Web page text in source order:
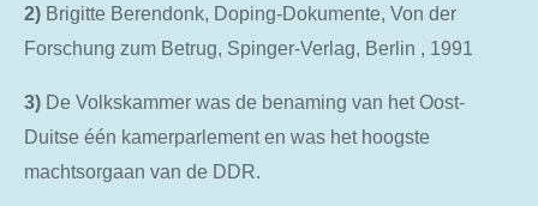
2) Brigitte Berendonk, Doping-Dokumente, Von der
Forschung zum Betrug, Spinger-Verlag, Berlin , 1991
3) De Volkskammer was de benaming van het Oost-
Duitse één kamerparlement en was het hoogste
machtsorgaan van de DDR.